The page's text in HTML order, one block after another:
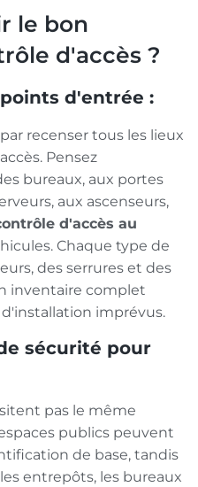
le bon
d'accès ?
d'entrée :
recenser tous les lieux
Pensez
bureaux, aux portes
aux ascenseurs,
d'accès au
Chaque type de
des serrures et des
inventaire complet
imprévus.
sécurité pour
pas le même
publics peuvent
de base, tandis
entrepôts, les bureaux